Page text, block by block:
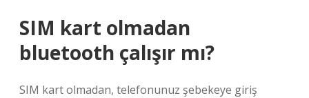
SIM kart olmadan
bluetooth çalışır mı?
SIM kart olmadan, telefonunuz şebekeye giriş